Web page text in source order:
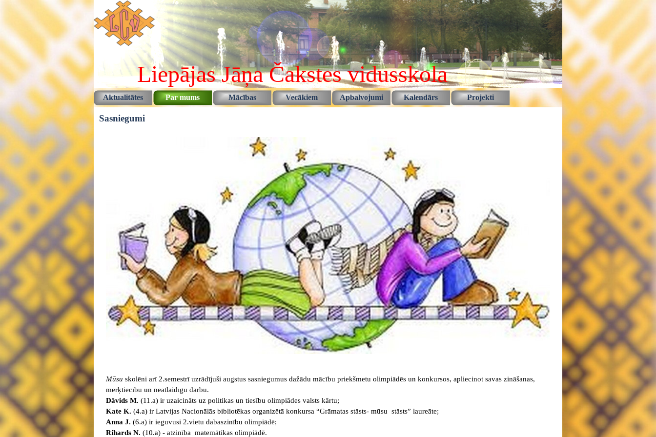
Pāriet uz saturu
Liepājas Jāņa Čakstes vidusskola
Izlaist izvēlni
Aktualitātes Par mums ▼
Mācības ▼
Vecākiem ▼
Apbalvojumi ▼
Kalendārs ▼
Projekti ▼
Sasniegumi
Mūsu skolēni arī 2.semestrī uzrādījuši augstus sasniegumus dažādu mācību priekšmetu olimpiādēs un konkursos, apliecinot savas zināšanas,
mērķtiecību un neatlaidīgu darbu.
Dāvids M.(11.a) ir uzaicināts uz politikas un tiesību olimpiādes valsts kārtu;
Kate K. (4.a) ir Latvijas Nacionālās bibliotēkas organizētā konkursa “Grāmatas stāsts- mūsu stāsts” laureāte;
Anna J.(6.a) ir ieguvusi 2.vietu dabaszinību olimpiādē;
Rihards N. (10.a) - atzinība matemātikas olimpiādē.